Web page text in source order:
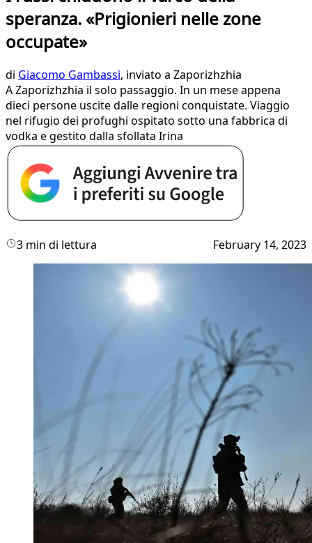
speranza. «Prigionieri nelle zone
occupate»
di Giacomo Gambassi, inviato a Zaporizhzhia
A Zaporizhzhia il solo passaggio. In un mese appena
dieci persone uscite dalle regioni conquistate. Viaggio
nel rifugio dei profughi ospitato sotto una fabbrica di
vodka e gestito dalla sfollata Irina
3 min di lettura February 14, 2023